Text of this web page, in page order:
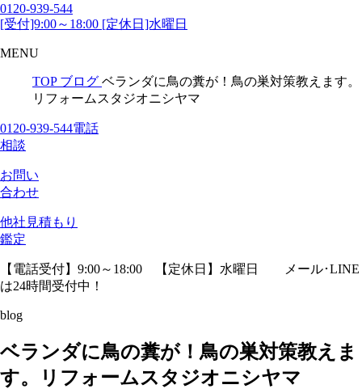
0120-939-544
[受付]9:00～18:00 [定休日]水曜日
MENU
TOP ブログ ベランダに鳥の糞が！鳥の巣対策教えます。
リフォームスタジオニシヤマ
0120-939-544電話
相談
お問い
合わせ
他社見積もり
鑑定
【電話受付】9:00～18:00 【定休日】水曜日
メール･LINE
は24時間受付中！
blog
ベランダに鳥の糞が！鳥の巣対策教えま
す。リフォームスタジオニシヤマ